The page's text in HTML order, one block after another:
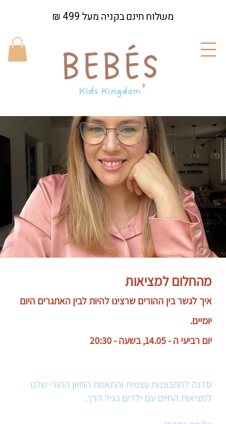
משלוח חינם בקניה מעל 499 ₪
מהחלום למציאות
איך לגשר בין ההורים שרצינו להיות לבין האתגרים היום
יומיים.
יום רביעי ה - 14.05, בשעה - 20:30
סדנה להתבוננות עצמית והתאמת החזון ההורי שלנו
למציאות החיים עם ילדים בגיל הרך.